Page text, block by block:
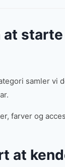
at
samler vi
farver og
at